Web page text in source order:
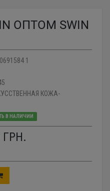
ОПТОМ SWIN
1
КОЖА-
В НАЛИЧИИ
ГРН.